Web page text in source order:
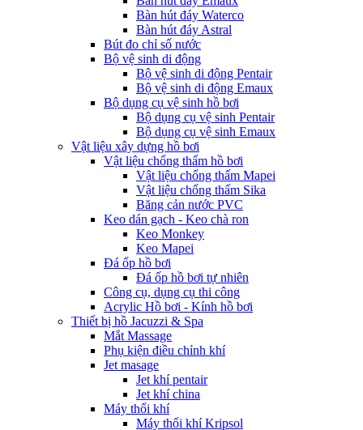
Bàn hút đáy Waterco
Bàn hút đáy Astral
Bút đo chỉ số nước
Bộ vệ sinh di động
Bộ vệ sinh di động Pentair
Bộ vệ sinh di động Emaux
Bộ dụng cụ vệ sinh hồ bơi
Bộ dụng cụ vệ sinh Pentair
Bộ dụng cụ vệ sinh Emaux
Vật liệu xây dựng hồ bơi
Vật liệu chống thấm hồ bơi
Vật liệu chống thấm Mapei
Vật liệu chống thấm Sika
Băng cản nước PVC
Keo dán gạch - Keo chà ron
Keo Monkey
Keo Mapei
Đá ốp hồ bơi
Đá ốp hồ bơi tự nhiên
Công cụ, dụng cụ thi công
Acrylic Hồ bơi - Kính hồ bơi
Thiết bị hồ Jacuzzi & Spa
Mắt Massage
Phụ kiện điều chỉnh khí
Jet masage
Jet khí pentair
Jet khí china
Máy thổi khí
Máy thổi khí Kripsol